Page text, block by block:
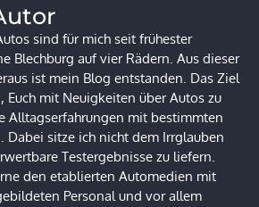
sind für mich seit frühester
Blechburg auf vier Rädern. Aus dieser
ist mein Blog entstanden. Das Ziel
Euch mit Neuigkeiten über Autos zu
Alltagserfahrungen mit bestimmten
Dabei sitze ich nicht dem Irrglauben
Testergebnisse zu liefern.
den etablierten Automedien mit
Personal und vor allem